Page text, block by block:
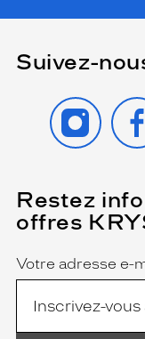
Suivez-
Restez
offres
Name
Votre adresse e-
(Ce
champ
est
obligatoire)